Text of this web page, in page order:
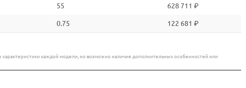
55 628 711 ₽
0.75 122 681 ₽
каждой модели, но возможно наличие дополнительных особенностей или